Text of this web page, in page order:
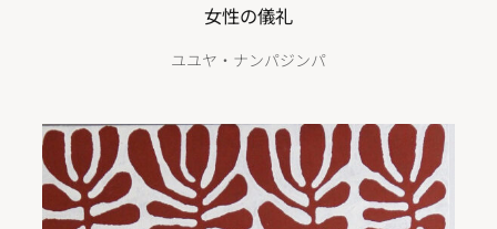
女性の儀礼
ユユヤ・ナンパジンパ